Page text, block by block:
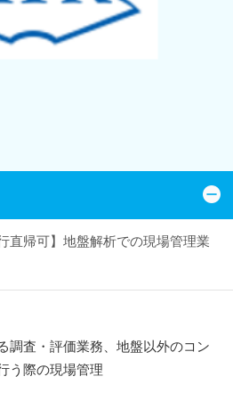
直帰可】地盤解析での現場管理業
調査・評価業務、地盤以外のコン
う際の現場管理